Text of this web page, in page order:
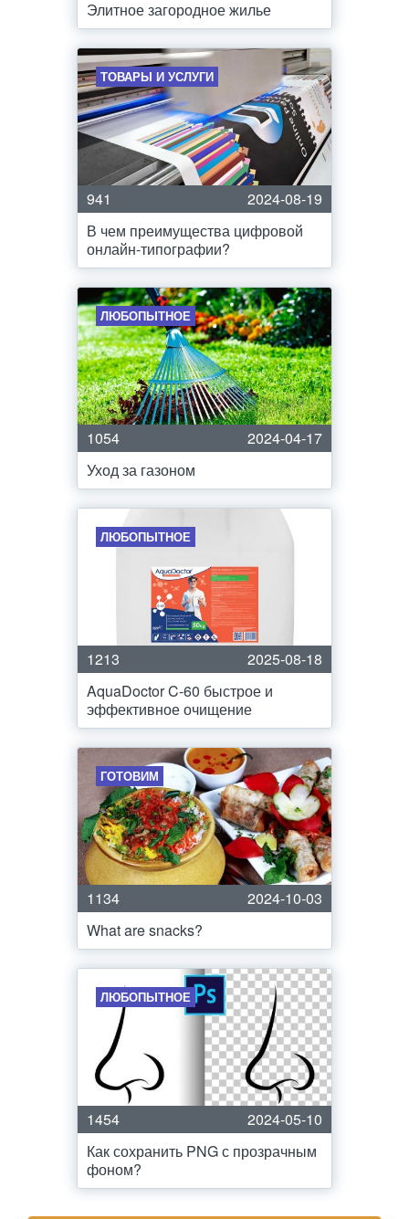
Элитное загородное жилье
ТОВАРЫ И УСЛУГИ
941
2024-08-19
В чем преимущества цифровой
онлайн-типографии?
ЛЮБОПЫТНОЕ
1054
2024-04-17
Уход за газоном
ЛЮБОПЫТНОЕ
1213
2025-08-18
AquaDoctor C-60 быстрое и
эффективное очищение
ГОТОВИМ
1134
2024-10-03
What are snacks?
ЛЮБОПЫТНОЕ
1454
2024-05-10
Как сохранить PNG с прозрачным
фоном?